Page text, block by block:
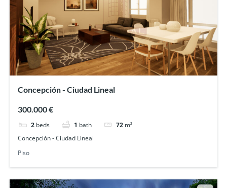
Concepción - Ciudad Lineal
300.000 €
2 beds 1 bath 72 m²
Concepción - Ciudad Lineal
Piso